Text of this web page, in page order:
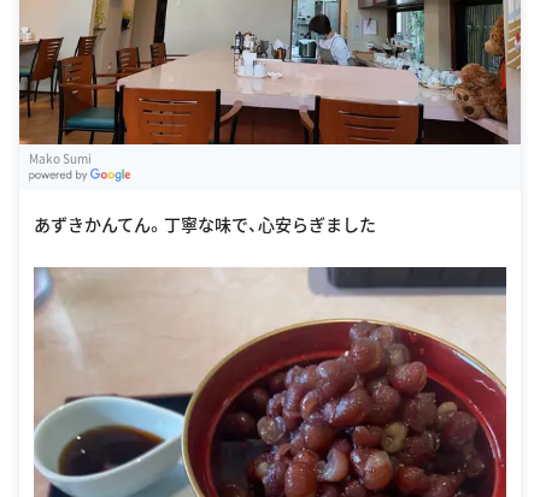
Mako Sumi
あずきかんてん。丁寧な味で、心安らぎました